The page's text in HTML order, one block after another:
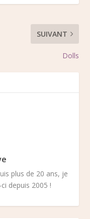
SUIVANT
Dolls
plus de 20 ans, je
depuis 2005 !